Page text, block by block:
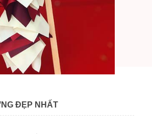
ĐẸP NHẤT